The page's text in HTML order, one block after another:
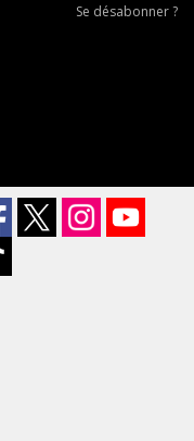
Se
Se désabonner ?